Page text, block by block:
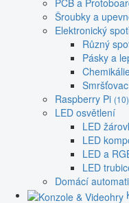
PCB a
Šroubky a
Elektronický
Různý
Pásky a
Raspberry Pi (10)
LED osvětlení
LED
LED
LED a
LED
Domácí